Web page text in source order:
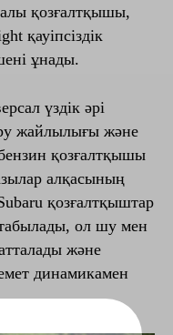
қозғалтқышы,
қауіпсіздік
ұнады.
үздік әрі
жайлылығы және
қозғалтқышы
алқасының
қозғалтқыштар
ол шу мен
және
динамикамен
+